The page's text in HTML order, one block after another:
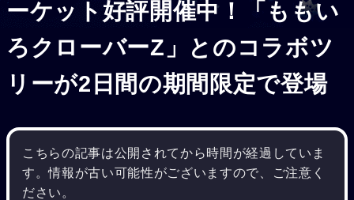
ーケット好評開催中！「ももい
ろクローバーZ」とのコラボツ
リーが2日間の期間限定で登場
こちらの記事は公開されてから時間が経過していま
す。情報が古い可能性がございますので、ご注意く
ださい。